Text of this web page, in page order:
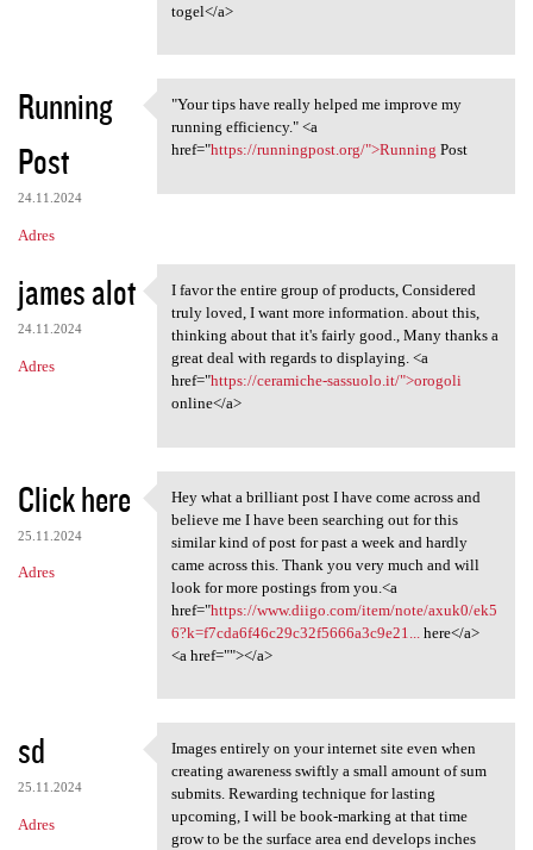
togel</a>
Running
Post
24.11.2024
Adres
"Your tips have really helped
"Your tips have really helped me improve my
running efficiency." <a
href="https://runningpost.org/">Running Post
james alot
24.11.2024
Adres
I favor the entire group of
I favor the entire group of products, Considered
truly loved, I want more information. about this,
thinking about that it's fairly good., Many thanks a
great deal with regards to displaying. <a
href="https://ceramiche-sassuolo.it/">orogoli
online</a>
Click here
25.11.2024
Adres
Hey what a brilliant post I
Hey what a brilliant post I have come across and
believe me I have been searching out for this
similar kind of post for past a week and hardly
came across this. Thank you very much and will
look for more postings from you.<a
href="https://www.diigo.com/item/note/axuk0/ek5
6?k=f7cda6f46c29c32f5666a3c9e21...
here</a>
<a href=""></a>
sd
25.11.2024
Adres
Images entirely on your
Images entirely on your internet site even when
creating awareness swiftly a small amount of sum
submits. Rewarding technique for lasting
upcoming, I will be book-marking at that time
grow to be the surface area end develops inches